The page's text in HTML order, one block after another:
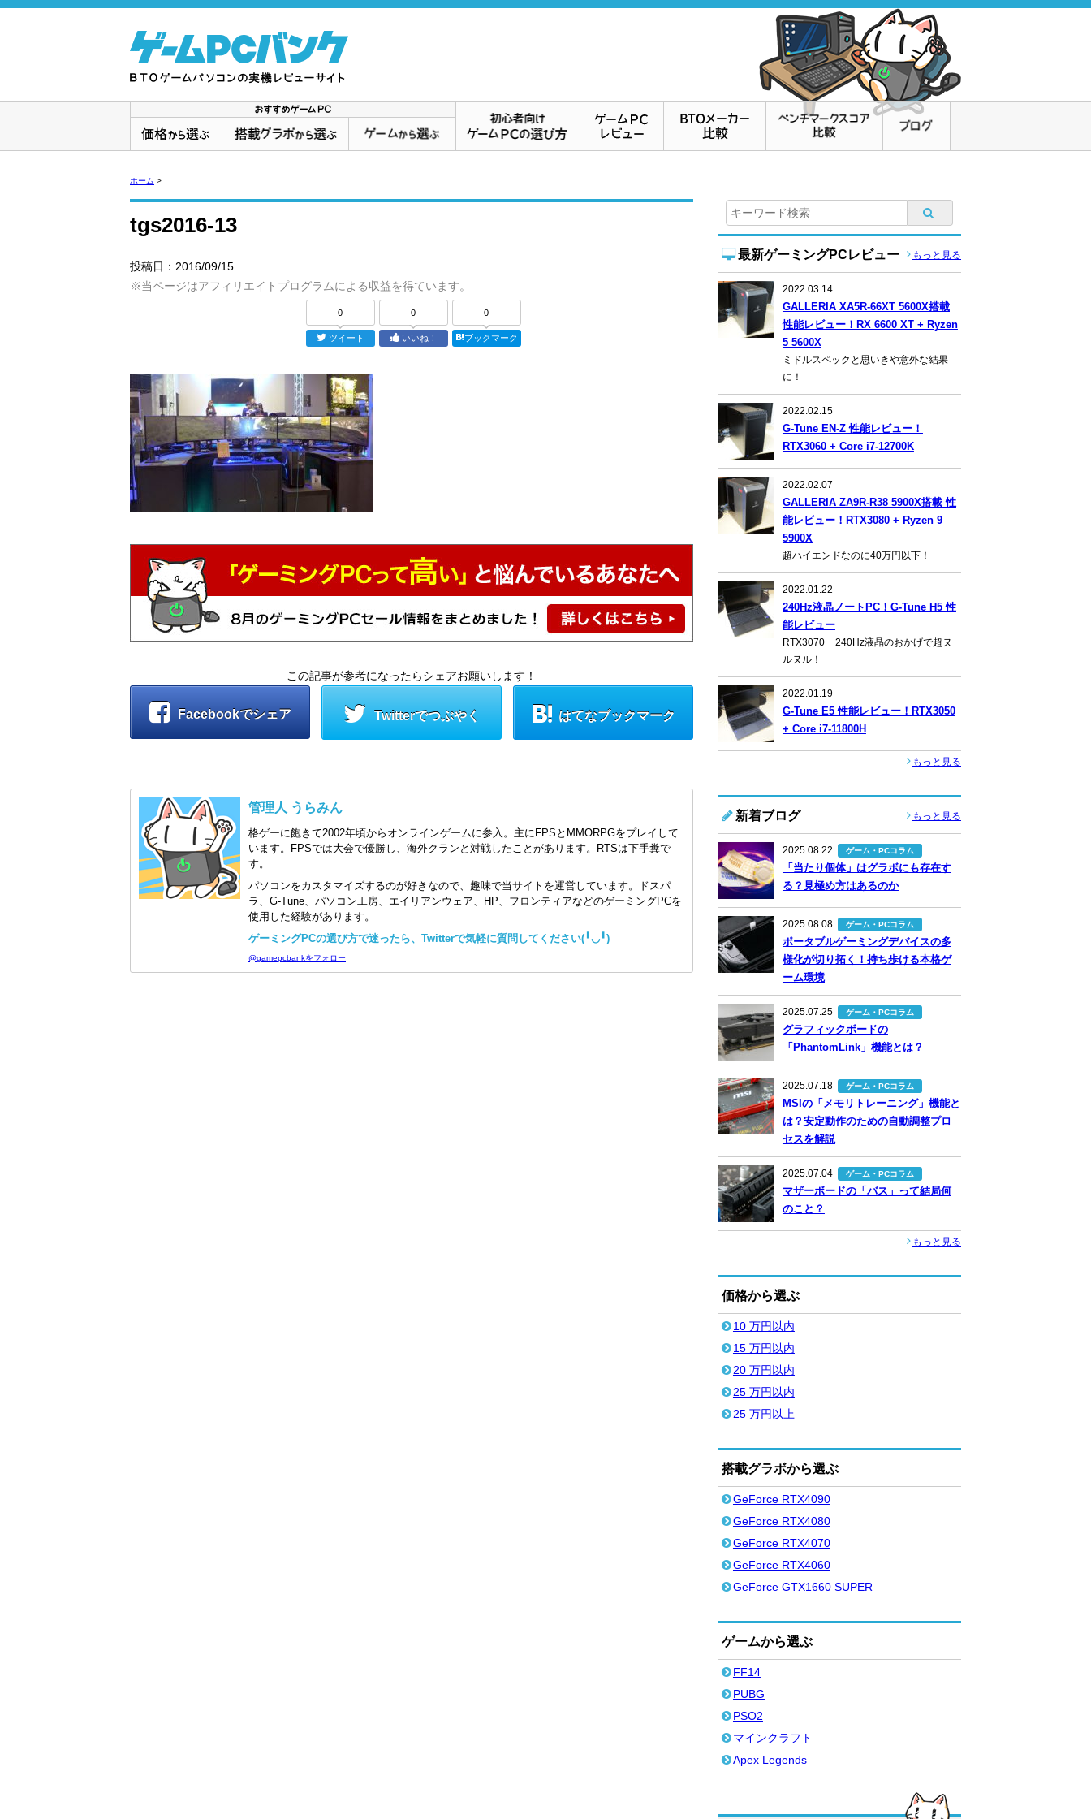
ホーム >
tgs2016-13
投稿日： 2016/09/15
※当ページはアフィリエイトプログラムによる収益を得ています。
0
ツイート
0
いいね！
0
ブックマーク
この記事が参考になったらシェアお願いします！
Facebookでシェア Twitterでつぶやく はてなブックマーク
管理人 うらみん
格ゲーに飽きて2002年頃からオンラインゲームに参入。主にFPSとMMORPGをプレイして
います。FPSでは大会で優勝し、海外クランと対戦したことがあります。RTSは下手糞で
す。
パソコンをカスタマイズするのが好きなので、趣味で当サイトを運営しています。ドスパ
ラ、G-Tune、パソコン工房、エイリアンウェア、HP、フロンティアなどのゲーミングPCを
使用した経験があります。
ゲーミングPCの選び方で迷ったら、Twitterで気軽に質問してください(╹◡╹)
@gamepcbankをフォロー
最新ゲーミングPCレビュー もっと見る
2022.03.14
GALLERIA XA5R-66XT 5600X搭載
性能レビュー！RX 6600 XT + Ryzen
5 5600X
ミドルスペックと思いきや意外な結果
に！
2022.02.15
G-Tune EN-Z 性能レビュー！
RTX3060 + Core i7-12700K
2022.02.07
GALLERIA ZA9R-R38 5900X搭載 性
能レビュー！RTX3080 + Ryzen 9
5900X
超ハイエンドなのに40万円以下！
2022.01.22
240Hz液晶ノートPC！G-Tune H5 性
能レビュー
RTX3070 + 240Hz液晶のおかげで超ヌ
ルヌル！
2022.01.19
G-Tune E5 性能レビュー！RTX3050
+ Core i7-11800H
もっと見る
新着ブログ もっと見る
2025.08.22 ゲーム・PCコラム
「当たり個体」はグラボにも存在す
る？見極め方はあるのか
2025.08.08 ゲーム・PCコラム
ポータブルゲーミングデバイスの多
様化が切り拓く！持ち歩ける本格ゲ
ーム環境
2025.07.25 ゲーム・PCコラム
グラフィックボードの
「PhantomLink」機能とは？
2025.07.18 ゲーム・PCコラム
MSIの「メモリトレーニング」機能と
は？安定動作のための自動調整プロ
セスを解説
2025.07.04 ゲーム・PCコラム
マザーボードの「バス」って結局何
のこと？
もっと見る
価格から選ぶ
10 万円以内
15 万円以内
20 万円以内
25 万円以内
25 万円以上
搭載グラボから選ぶ
GeForce RTX4090
GeForce RTX4080
GeForce RTX4070
GeForce RTX4060
GeForce GTX1660 SUPER
ゲームから選ぶ
FF14
PUBG
PSO2
マインクラフト
Apex Legends